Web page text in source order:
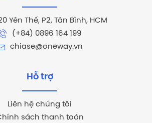
Yên Thế, P2, Tân Bình, HCM
(+84) 0896 164 199
chiase@oneway.vn
Hỗ trợ
Liên hệ chúng tôi
sách thanh toán